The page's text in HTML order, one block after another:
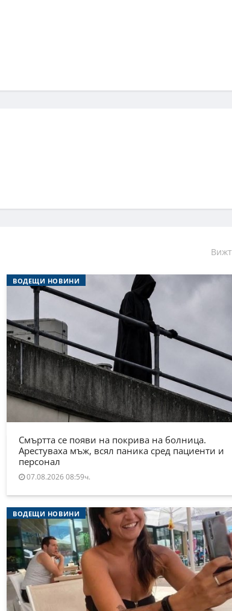
ВОДЕЩИ НОВИНИ
Смъртта се появи на покрива на болница.
Арестуваха мъж, всял паника сред пациенти и
персонал
07.08.2026 08:59ч.
ВОДЕЩИ НОВИНИ